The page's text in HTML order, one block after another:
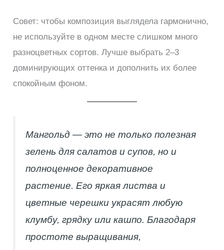
Совет: чтобы композиция выглядела гармонично,
не используйте в одном месте слишком много
разноцветных сортов. Лучше выбрать 2–3
доминирующих оттенка и дополнить их более
спокойным фоном.
Мангольд — это не только полезная
зелень для салатов и супов, но и
полноценное декоративное
растение. Его яркая листва и
цветные черешки украсят любую
клумбу, грядку или кашпо. Благодаря
простоте выращивания,